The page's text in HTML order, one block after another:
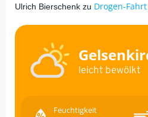
Ulrich Bierschenk zu Drogen-
leicht bewölkt
Feuchtigkeit